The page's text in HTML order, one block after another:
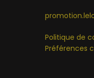
Politique de
Préférences